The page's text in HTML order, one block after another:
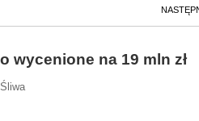
wycenione na 19 mln zł